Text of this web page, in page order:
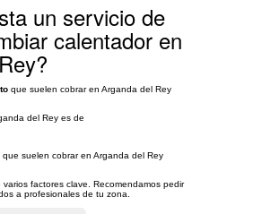
un servicio de
calentador en
que suelen cobrar en Arganda del Rey
del Rey es de
que suelen cobrar en Arganda del Rey
factores clave. Recomendamos pedir
a profesionales de tu zona.